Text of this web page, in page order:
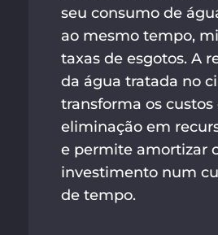
seu consumo de
ao mesmo tempo,
taxas de esgotos. A
da água tratada no
transforma os custos
eliminação em
e permite amortizar
investimento num
de tempo.